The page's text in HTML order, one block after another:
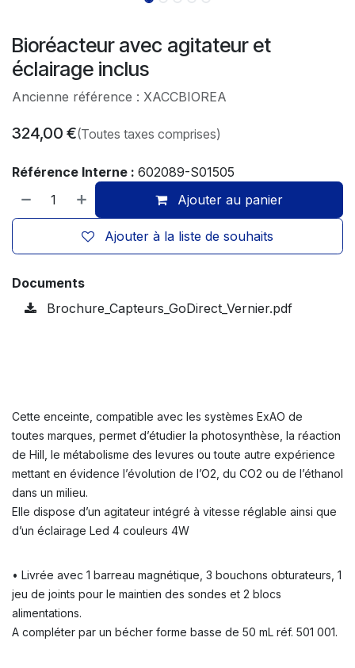
Bioréacteur avec agitateur et
éclairage inclus
Ancienne référence : XACCBIOREA
324,00 €(Toutes taxes comprises)
Référence Interne : 602089-S01505
Ajouter au panier
Ajouter à la liste de souhaits
Documents
Brochure_Capteurs_GoDirect_Vernier.pdf
Cette enceinte, compatible avec les systèmes ExAO de
toutes marques, permet d’étudier la photosynthèse, la réaction
de Hill, le métabolisme des levures ou toute autre expérience
mettant en évidence l’évolution de l’O2, du CO2 ou de l’éthanol
dans un milieu.
Elle dispose d’un agitateur intégré à vitesse réglable ainsi que
d’un éclairage Led 4 couleurs 4W
• Livrée avec 1 barreau magnétique, 3 bouchons obturateurs, 1
jeu de joints pour le maintien des sondes et 2 blocs
alimentations.
A compléter par un bécher forme basse de 50 mL réf. 501 001.